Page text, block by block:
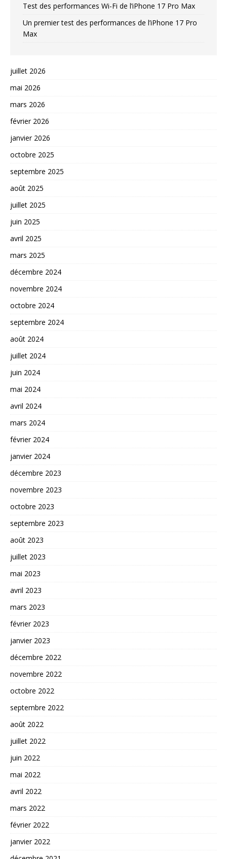
Test des performances Wi-Fi de l’iPhone 17 Pro Max
Un premier test des performances de l’iPhone 17 Pro
Max
juillet 2026
mai 2026
mars 2026
février 2026
janvier 2026
octobre 2025
septembre 2025
août 2025
juillet 2025
juin 2025
avril 2025
mars 2025
décembre 2024
novembre 2024
octobre 2024
septembre 2024
août 2024
juillet 2024
juin 2024
mai 2024
avril 2024
mars 2024
février 2024
janvier 2024
décembre 2023
novembre 2023
octobre 2023
septembre 2023
août 2023
juillet 2023
mai 2023
avril 2023
mars 2023
février 2023
janvier 2023
décembre 2022
novembre 2022
octobre 2022
septembre 2022
août 2022
juillet 2022
juin 2022
mai 2022
avril 2022
mars 2022
février 2022
janvier 2022